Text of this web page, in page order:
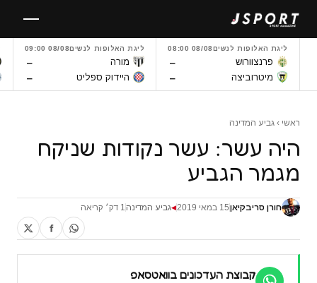
לתוכן
ליגת האלופות לנשים08/08 08:00
פרנצוורוש –
מיטרוביצה –
ליגת האלופות לנשים08/08 09:00
מורה –
היידוק ספליט –
ראשי › גביע המדינה
היה עשר: עשר נקודות שניקח
מגמר הגביע
חורן סריבקיאן15 במאי 2019 ◀גביע המדינה1 דק׳ קריאה
קבוצת העדכונים בוואטסאפ